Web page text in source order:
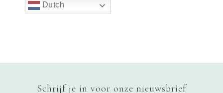
Dutch
Schrijf je in voor onze nieuwsbrief